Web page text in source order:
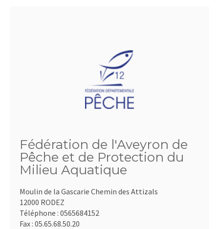
Fédération de l'Aveyron de
Pêche et de Protection du
Milieu Aquatique
Moulin de la Gascarie Chemin des Attizals
12000 RODEZ
Téléphone : 0565684152
Fax : 05.65.68.50.20